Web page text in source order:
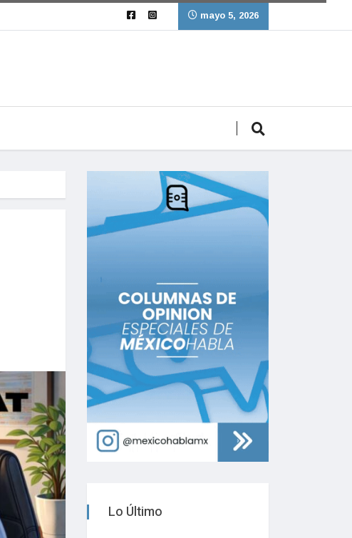
mayo 5, 2026
Lo Último